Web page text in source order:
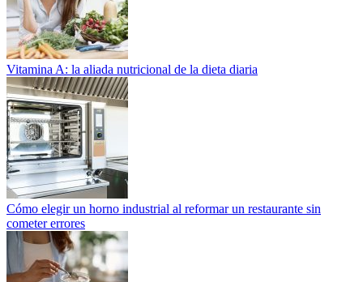
Vitamina A: la aliada nutricional de la dieta diaria
Cómo elegir un horno industrial al reformar un restaurante sin
cometer errores